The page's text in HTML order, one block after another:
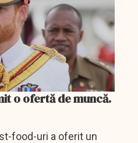
o ofertă de muncă.
food-uri a oferit un